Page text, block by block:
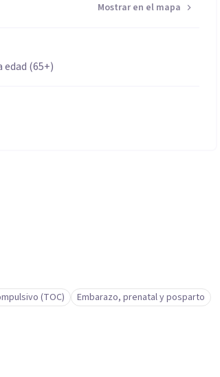
Mostrar en el mapa
(65+)
(TOC)
Embarazo, prenatal y posparto